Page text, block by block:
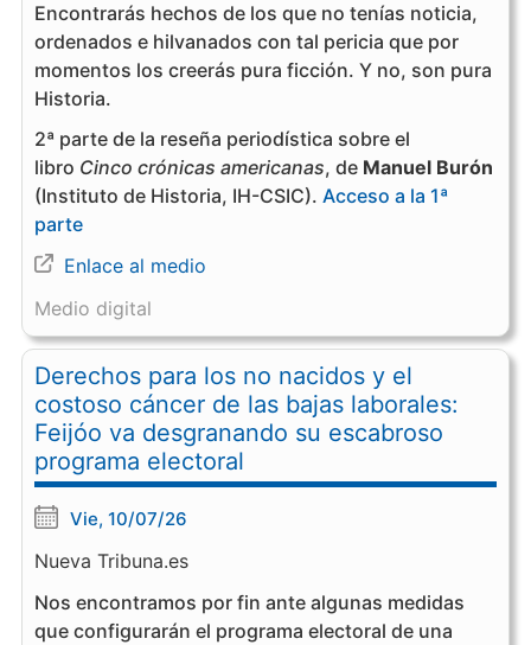
Encontrarás hechos de los que no tenías noticia,
ordenados e hilvanados con tal pericia que por
momentos los creerás pura ficción. Y no, son pura
Historia.
2ª parte de la reseña periodística sobre el
libro Cinco crónicas americanas, de Manuel Burón
(Instituto de Historia, IH-CSIC). Acceso a la 1ª
parte
Enlace al medio
Medio digital
Derechos para los no nacidos y el
costoso cáncer de las bajas laborales:
Feijóo va desgranando su escabroso
programa electoral
Vie, 10/07/26
Nueva Tribuna.es
Nos encontramos por fin ante algunas medidas
que configurarán el programa electoral de una